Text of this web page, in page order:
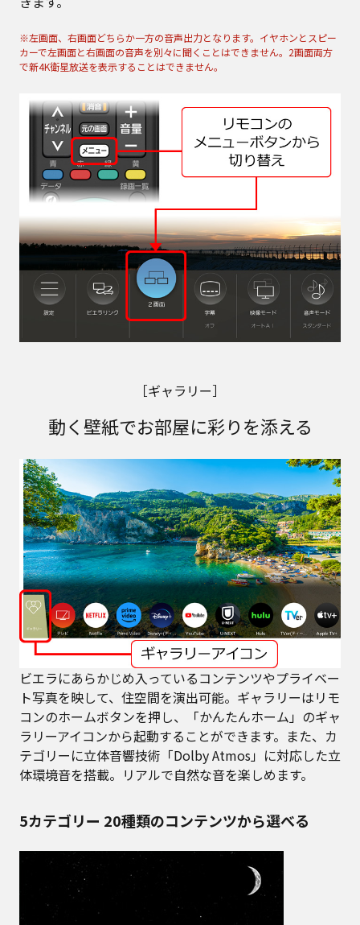
※左画面、右画面どちらか一方の音声出力となります。イヤホンとスピー
カーで左画面と右画面の音声を別々に聞くことはできません。2画面両方
で新4K衛星放送を表示することはできません。
［ギャラリー］
動く壁紙でお部屋に彩りを添える
ビエラにあらかじめ入っているコンテンツやプライベー
ト写真を映して、住空間を演出可能。ギャラリーはリモ
コンのホームボタンを押し、「かんたんホーム」のギャ
ラリーアイコンから起動することができます。また、カ
テゴリーに立体音響技術「Dolby Atmos」に対応した立
体環境音を搭載。リアルで自然な音を楽しめます。
5カテゴリー 20種類のコンテンツから選べる